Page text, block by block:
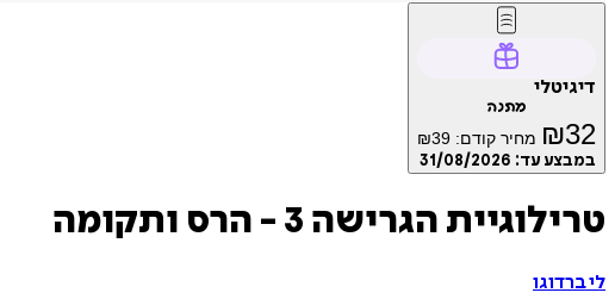
דיגיטלי
מתנה
₪32 מחיר קודם: ₪39
במבצע עד: 31/08/2026
טרילוגיית הגרישה 3 - הרס ותקומה
לי ברדוגו